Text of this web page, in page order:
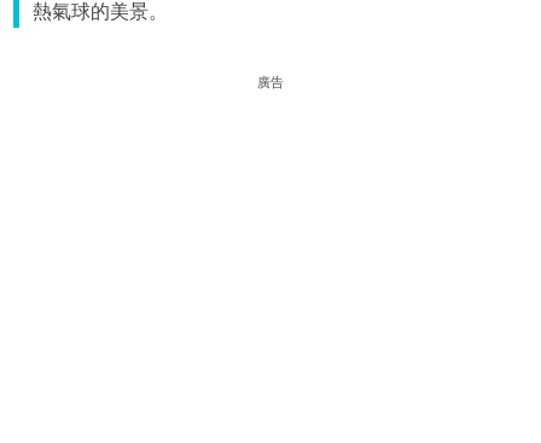
熱氣球的美景。
廣告